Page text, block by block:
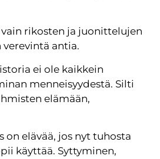
rikosten ja juonittelujen
verevintä antia.
ei ole kaikkein
menneisyydestä. Silti
elämään,
on elävää, jos nyt tuhosta
käyttää. Syttyminen,